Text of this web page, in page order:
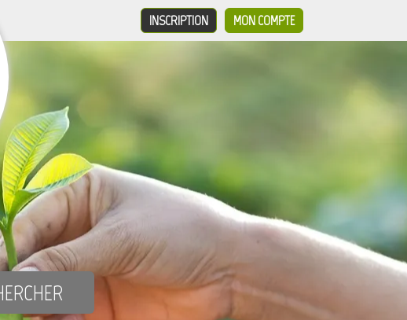
MON COMPTE
INSCRIPTION